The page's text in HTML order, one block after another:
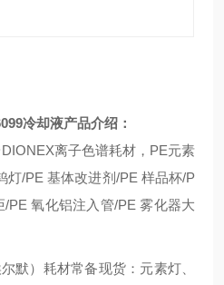
冷却液产品介绍：
DIONEX离子色谱耗材， PE元素
灯/PE基体改进剂/PE 样品杯/P
/PE氧化铝注入管/PE雾化器大
默）耗材常备现货：元素灯、